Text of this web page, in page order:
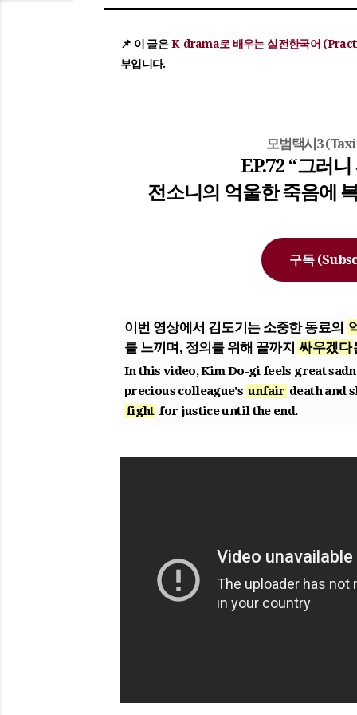
📌 이 글은K-drama로 배우는 실전한국어
부입니다.
모범택시3
EP.72 “그러
전소니의 억울한 죽음에
구독
이번 영상에서 김도기는 소중한 동료의
를 느끼며, 정의를 위해 끝까지 싸우겠다
In this video,Kim Do-gi feels great
precious colleague's unfair death and
fight for justice until the end.